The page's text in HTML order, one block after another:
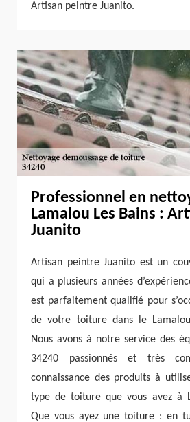
Artisan peintre Juanito.
Professionnel en
Lamalou Les Bains :
Juanito
Artisan peintre Juanito est un
qui a plusieurs années
est parfaitement qualifié pour
de votre toiture dans le
Nous avons à notre service des
34240 passionnés et très
connaissance des produits à
type de toiture que vous avez à
Que vous ayez une toiture : en